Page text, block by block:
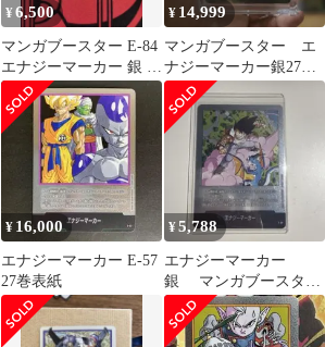
¥6,500
マンガブースター E-84
エナジーマーカー 銀 36
巻
¥ 14,999
マンガブースター エ
ナジーマーカー銀27
巻 e−57
¥ 16,000
エナジーマーカー E-57
27巻表紙
¥5,788
エナジーマーカー
銀 マンガブースター
E-80 26巻